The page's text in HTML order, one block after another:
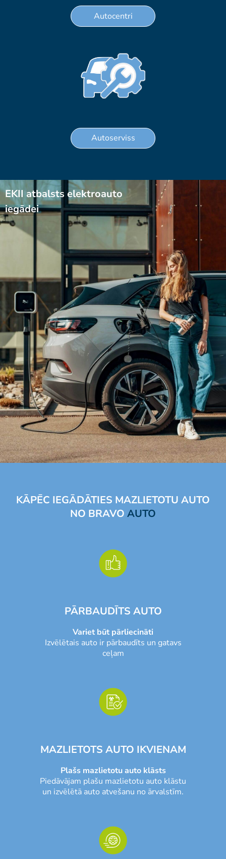
Autocentri
Autoserviss
EKII atbalsts elektroauto
iegādei
KĀPĒC IEGĀDĀTIES MAZLIETOTU AUTO
NO BRAVO AUTO
PĀRBAUDĪTS AUTO
Variet būt pārliecināti
Izvēlētais auto ir pārbaudīts un gatavs
ceļam
MAZLIETOTS AUTO IKVIENAM
Plašs mazlietotu auto klāsts
Piedāvājam plašu mazlietotu auto klāstu
un izvēlētā auto atvešanu no ārvalstīm.